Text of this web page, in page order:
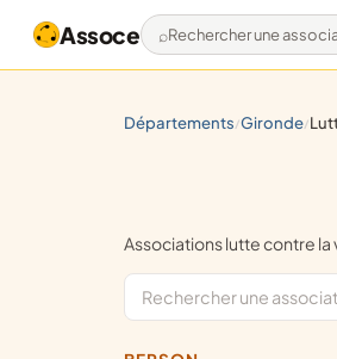
Assoce Rechercher une
départements/ gironde/
Associations lutte contre